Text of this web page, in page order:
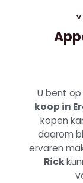
U bent
koop in
kopen
daarom
ervaren
Rick